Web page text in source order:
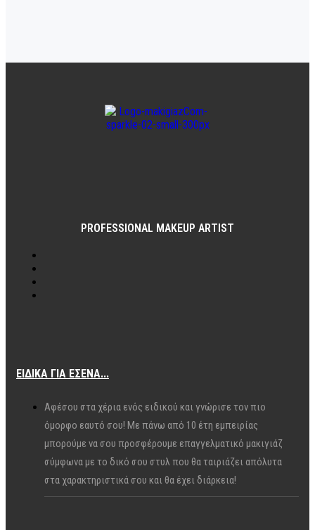
PROFESSIONAL MAKEUP ARTIST
ΕΙΔΙΚΆ ΓΙΑ ΕΣΈΝΑ...
Αφέσου στα χέρια ενός ειδικού και γνώρισε τον πιο
όμορφο εαυτό σου! Με πάνω από 10 έτη εμπειρίας
μπορούμε να σου προσφέρουμε επαγγελματικό μακιγιάζ
σύμφωνα με το δικό σου στυλ που θα ταιριάζει απόλυτα
στα χαρακτηριστικά σου και θα έχει διάρκεια!